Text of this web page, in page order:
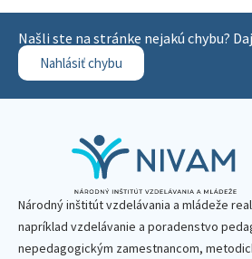
Našli ste na stránke nejakú chybu?
Nahlásiť chybu
Národný inštitút vzdelávania a mládeže
napríklad vzdelávanie a poradenstvo
nepedagogickým zamestnancom,